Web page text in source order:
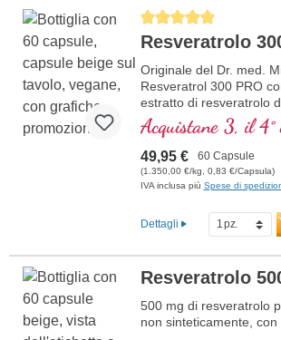
Average rating of 5 out of 5
Resveratrolo
Originale del Dr. med.
Resveratrol 300 PRO
estratto di resveratrolo
cuspidatum e 5 mg di
giornaliera (1 capsula).
alta qualità è privo di
in Germania. Il sigillo è
Acquistane 3, il 4°
49,95 € 60 Capsule
(1.350,00 €/kg, 0,83 €/Capsula)
IVA inclusa più Spese di
Dettagli
Resveratrolo
500 mg di resveratrolo
non sinteticamente, con